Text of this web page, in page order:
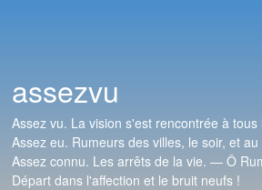
assezvu
Assez vu. La vision s'est rencontrée à tous
Assez eu. Rumeurs des villes, le soir, et
Assez connu. Les arrêts de la vie. — Ô
Départ dans l'affection et le bruit neufs !